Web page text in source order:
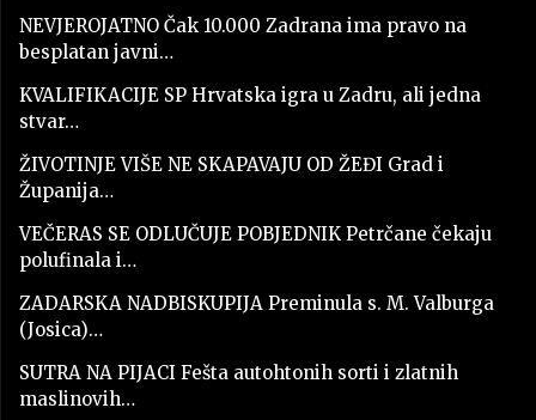
NEVJEROJATNO Čak 10.000 Zadrana ima pravo na
besplatan javni…
KVALIFIKACIJE SP Hrvatska igra u Zadru, ali jedna
stvar…
ŽIVOTINJE VIŠE NE SKAPAVAJU OD ŽEĐI Grad i
Županija…
VEČERAS SE ODLUČUJE POBJEDNIK Petrčane čekaju
polufinala i…
ZADARSKA NADBISKUPIJA Preminula s. M. Valburga
(Josica)…
SUTRA NA PIJACI Fešta autohtonih sorti i zlatnih
maslinovih…